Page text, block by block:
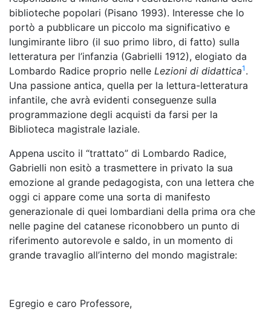
biblioteche popolari (Pisano 1993). Interesse che lo
portò a pubblicare un piccolo ma significativo e
lungimirante libro (il suo primo libro, di fatto) sulla
letteratura per l’infanzia (Gabrielli 1912), elogiato da
Lombardo Radice proprio nelle Lezioni di didattica1 .
Una passione antica, quella per la lettura-letteratura
infantile, che avrà evidenti conseguenze sulla
programmazione degli acquisti da farsi per la
Biblioteca magistrale laziale.
Appena uscito il “trattato” di Lombardo Radice,
Gabrielli non esitò a trasmettere in privato la sua
emozione al grande pedagogista, con una lettera che
oggi ci appare come una sorta di manifesto
generazionale di quei lombardiani della prima ora che
nelle pagine del catanese riconobbero un punto di
riferimento autorevole e saldo, in un momento di
grande travaglio all’interno del mondo magistrale:
Egregio e caro Professore,